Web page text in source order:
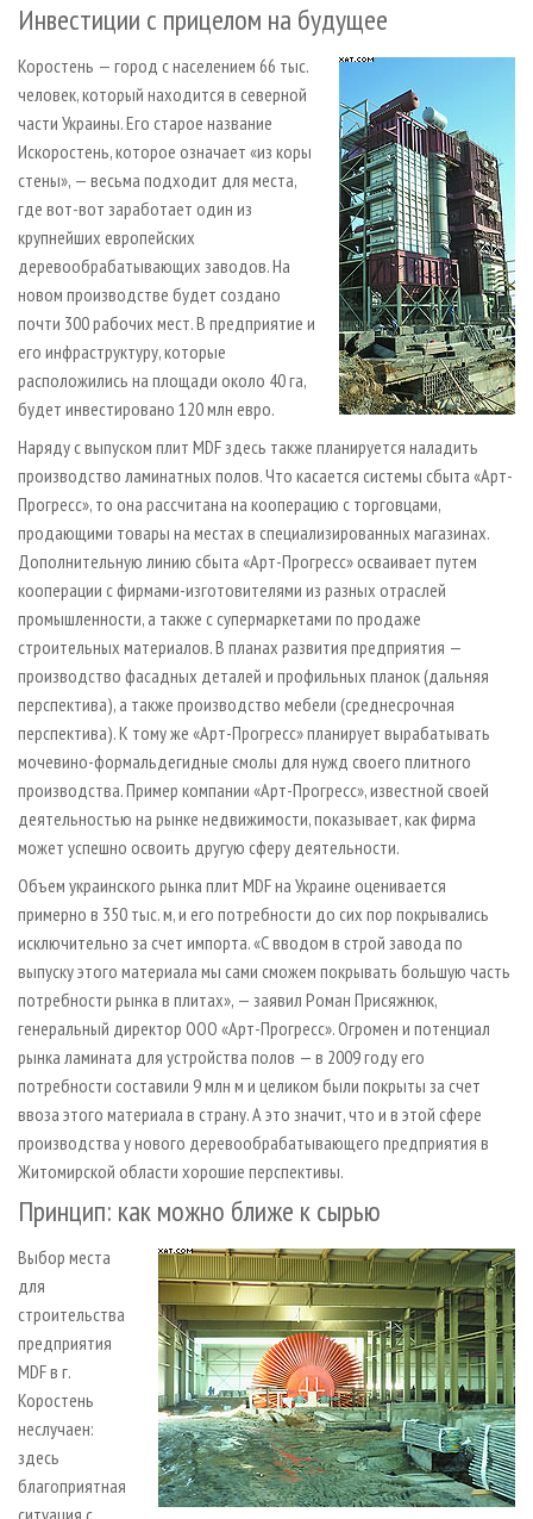
Инвестиции с прицелом на будущее
Коростень — город с населением 66 тыс.
человек, который находится в северной
части Украины. Его старое название
Искоростень, которое означает «из коры
стены», — весьма подходит для места,
где вот-вот заработает один из
крупнейших европейских
деревообрабатывающих заводов. На
новом производстве будет создано
почти 300 рабочих мест. В предприятие и
его инфраструктуру, которые
расположились на площади около 40 га,
будет инвестировано 120 млн евро.
Наряду с выпуском плит MDF здесь также планируется наладить
производство ламинатных полов. Что касается системы сбыта «Арт-
Прогресс», то она рассчитана на кооперацию с торговцами,
продающими товары на местах в специализированных магазинах.
Дополнительную линию сбыта «Арт-Прогресс» осваивает путем
кооперации с фирмами-изготовителями из разных отраслей
промышленности, а также с супермаркетами по продаже
строительных материалов. В планах развития предприятия —
производство фасадных деталей и профильных планок (дальняя
перспектива), а также производство мебели (среднесрочная
перспектива). К тому же «Арт-Прогресс» планирует вырабатывать
мочевино-формальдегидные смолы для нужд своего плитного
производства. Пример компании «Арт-Прогресс», известной своей
деятельностью на рынке недвижимости, показывает, как фирма
может успешно освоить другую сферу деятельности.
Объем украинского рынка плит MDF на Украине оценивается
примерно в 350 тыс. м, и его потребности до сих пор покрывались
исключительно за счет импорта. «С вводом в строй завода по
выпуску этого материала мы сами сможем покрывать большую часть
потребности рынка в плитах», — заявил Роман Присяжнюк,
генеральный директор ООО «Арт-Прогресс». Огромен и потенциал
рынка ламината для устройства полов — в 2009 году его
потребности составили 9 млн м и целиком были покрыты за счет
ввоза этого материала в страну. А это значит, что и в этой сфере
производства у нового деревообрабатывающего предприятия в
Житомирской области хорошие перспективы.
Принцип: как можно ближе к сырью
Выбор места
для
строительства
предприятия
MDF в г.
Коростень
неслучаен:
здесь
благоприятная